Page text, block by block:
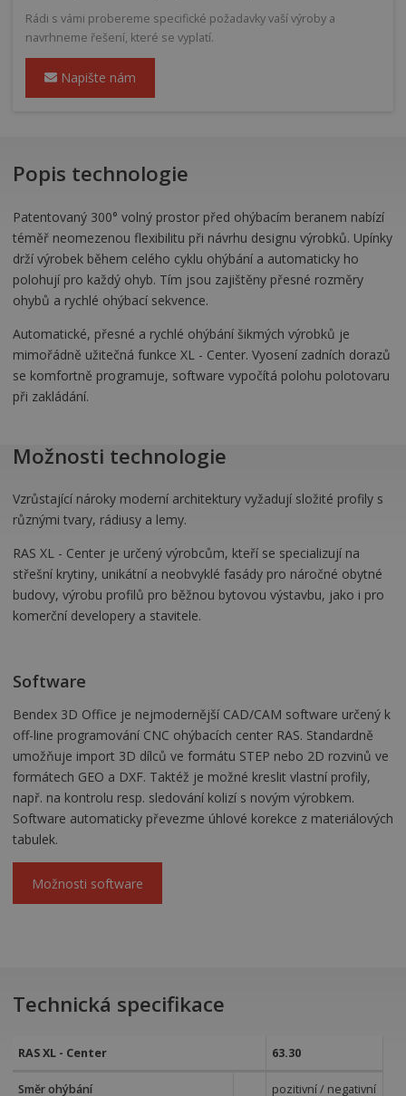
Rádi s vámi probereme specifické požadavky vaší výroby a
navrhneme řešení, které se vyplatí.
Napište nám
Popis technologie
Patentovaný 300° volný prostor před ohýbacím beranem nabízí
téměř neomezenou flexibilitu při návrhu designu výrobků. Upínky
drží výrobek během celého cyklu ohýbání a automaticky ho
polohují pro každý ohyb. Tím jsou zajištěny přesné rozměry
ohybů a rychlé ohýbací sekvence.
Automatické, přesné a rychlé ohýbání šikmých výrobků je
mimořádně užitečná funkce XL - Center. Vyosení zadních dorazů
se komfortně programuje, software vypočítá polohu polotovaru
při zakládání.
Možnosti technologie
Vzrůstající nároky moderní architektury vyžadují složité profily s
různými tvary, rádiusy a lemy.
RAS XL - Center je určený výrobcům, kteří se specializují na
střešní krytiny, unikátní a neobvyklé fasády pro náročné obytné
budovy, výrobu profilů pro běžnou bytovou výstavbu, jako i pro
komerční developery a stavitele.
Software
Bendex 3D Office je nejmodernější CAD/CAM software určený k
off-line programování CNC ohýbacích center RAS. Standardně
umožňuje import 3D dílců ve formátu STEP nebo 2D rozvinů ve
formátech GEO a DXF. Taktéž je možné kreslit vlastní profily,
např. na kontrolu resp. sledování kolizí s novým výrobkem.
Software automaticky převezme úhlové korekce z materiálových
tabulek.
Možnosti software
Technická specifikace
RAS XL - Center 63.30
Směr ohýbání pozitivní / negativní